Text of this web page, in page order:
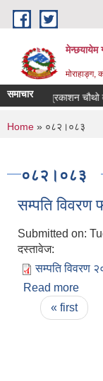
Skip to main content
मेन्छयायेम
मोराहाङ्ग,
समाचारस्वत प्रकाशन चौथो
You are
Home » ०८२।०८३
०८२।०८३
सम्पति विवरण
Submitted on:
दस्तावेज:
सम्पति विवरण
Read more
Pages
« first